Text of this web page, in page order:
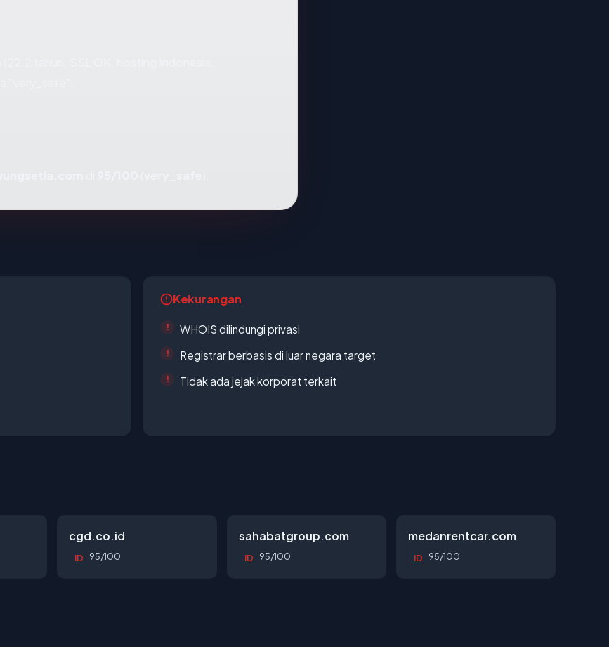
Kekurangan
WHOIS dilindungi privasi
Registrar berbasis di luar negara target
Tidak ada jejak korporat terkait
cgd.co.id
ID 95/100
sahabatgroup.com
ID 95/100
medanrentcar.com
ID 95/100